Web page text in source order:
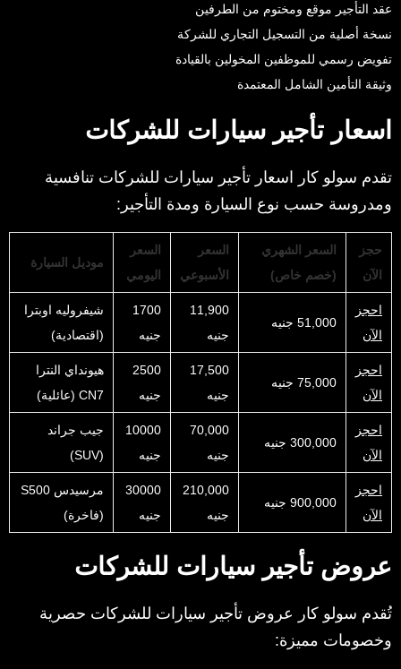
عقد التأجير موقع ومختوم من الطرفين
نسخة أصلية من التسجيل التجاري للشركة
تفويض رسمي للموظفين المخولين بالقيادة
وثيقة التأمين الشامل المعتمدة
اسعار تأجير سيارات للشركات
تقدم سولو كار اسعار تأجير سيارات للشركات تنافسية
ومدروسة حسب نوع السيارة ومدة التأجير:
حجز
الآن
السعر الشهري
(خصم خاص)
السعر
الأسبوعي
السعر
اليومي
موديل السيارة
احجز
الآن
51,000 جنيه
11,900
جنيه
1700
جنيه
شيفروليه اوبترا
(اقتصادية)
احجز
الآن
75,000 جنيه
17,500
جنيه
2500
جنيه
هيونداي النترا
CN7 (عائلية)
احجز
الآن
300,000 جنيه
70,000
جنيه
10000
جنيه
جيب جراند
(SUV)
احجز
الآن
900,000 جنيه
210,000
جنيه
30000
جنيه
مرسيدس S500
(فاخرة)
عروض تأجير سيارات للشركات
تُقدم سولو كار عروض تأجير سيارات للشركات حصرية
وخصومات مميزة: